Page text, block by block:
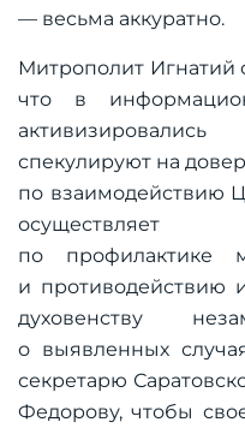
— весьма аккуратно.
Митрополит Игнатий
что в
спекулируют на
по взаимодействию
по профилактике
и противодействию
духовенству
о выявленных
секретарю
Федорову, чтобы